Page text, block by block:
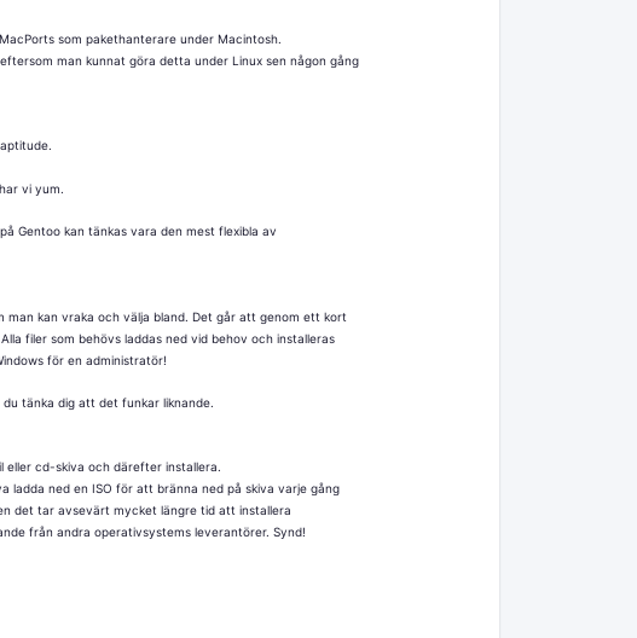
som pakethanterare under Macintosh.
man kunnat göra detta under Linux sen någon gång
vi yum.
Gentoo kan tänkas vara den mest flexibla av
man kan vraka och välja bland. Det går att genom ett kort
filer som behövs laddas ned vid behov och installeras
för en administratör!
tänka dig att det funkar liknande.
eller cd-skiva och därefter installera.
ned en ISO för att bränna ned på skiva varje gång
det tar avsevärt mycket längre tid att installera
från andra operativsystems leverantörer. Synd!